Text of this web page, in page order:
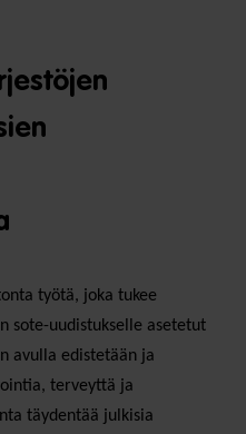
työtä, joka tukee
sote-uudistukselle asetetut
avulla edistetään ja
terveyttä ja
täydentää julkisia